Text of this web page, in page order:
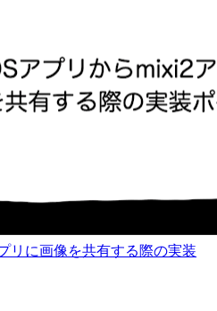
リに画像を共有する際の実装